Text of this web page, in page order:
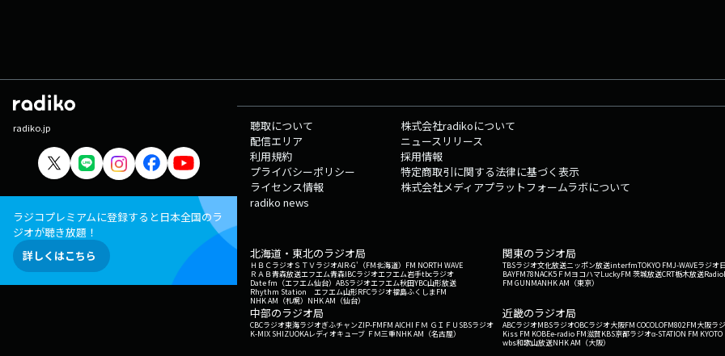
radiko.jp
ラジコプレミアムに登録すると日本全国のラ
ジオが聴き放題！
詳しくはこちら
聴取について
配信エリア
利用規約
プライバシーポリシー
ライセンス情報
radiko news
株式会社radikoについて
ニュースリリース
採用情報
特定商取引に関する法律に基づく表示
株式会社メディアプラットフォームラボについて
北海道・東北のラジオ局
ＨＢＣラジオＳＴＶラジオAIR-G'（FM北海道） FM NORTH WAVE
ＲＡＢ青森放送エフエム青森IBCラジオエフエム岩手tbcラジオ
Date fm（エフエム仙台） ABSラジオエフエム秋田YBC山形放送
Rhythm Station エフエム山形RFCラジオ福島ふくしまFM
NHK AM（札幌） NHK AM（仙台）
関東のラジオ局
TBSラジオ文化放送ニッポン放送interfmTOKYO FMJ-WAVEラジオ
BAYFM78NACK5 ＦＭヨコハマLuckyFM 茨城放送CRT栃木放送
FM GUNMANHK AM（東京）
中部のラジオ局
CBCラジオ東海ラジオぎふチャンZIP-FMFM AICHI ＦＭ ＧＩＦＵ SBSラジオ
K-MIX SHIZUOKAレディオキューブ ＦＭ三重NHK AM（名古屋）
近畿のラジオ局
ABCラジオMBSラジオOBCラジオ大阪FM COCOLOFM802FM大阪ラ
Kiss FM KOBEe-radio FM滋賀KBS京都ラジオα-STATION FM KYOTO
wbs和歌山放送NHK AM（大阪）